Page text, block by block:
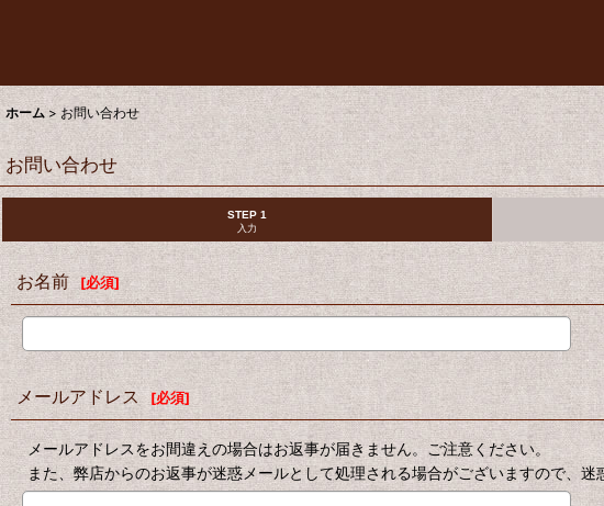
ホーム > お問い合わせ
お問い合わせ
STEP 1
入力
お名前 [必須]
メールアドレス [必須]
メールアドレスをお間違えの場合はお返事が届きません。ご注意ください。
また、弊店からのお返事が迷惑メールとして処理される場合がございますので、迷